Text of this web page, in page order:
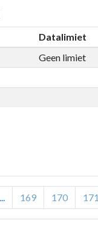
Datalimiet
Geen limiet
169 170 171